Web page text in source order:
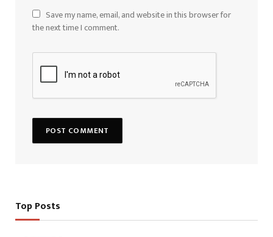
Save my name, email, and website in this browser for
the next time I comment.
Top Posts